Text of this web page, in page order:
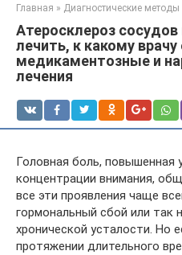
Главная » Диагностические методы
Атеросклероз сосудов
лечить, к какому
медикаментозные и
лечения
Головная боль, повышенная
концентрации внимания,
все эти проявления чаще
гормональный сбой или так
хронической усталости. Но
протяжении длительного